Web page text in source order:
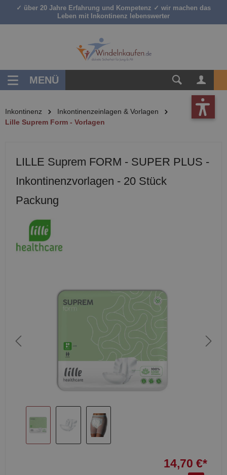
springen
✓ über 20 Jahre Erfahrung und Kompetenz ✓ wir machen das
Leben mit Inkontinenz lebenswerter
MENÜ
Inkontinenz
Inkontinenzeinlagen & Vorlagen
Lille Suprem Form - Vorlagen
LILLE Suprem FORM - SUPER PLUS -
Inkontinenzvorlagen - 20 Stück
Packung
14,70 €*